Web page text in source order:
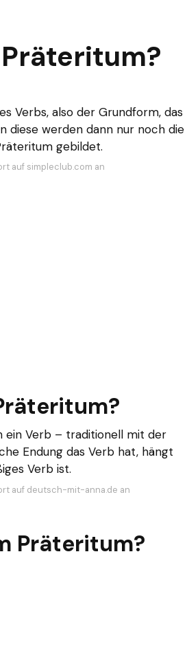
Verbs, also der Grundform, das
diese werden dann nur noch die
gebildet.
auf simpleclub.com an
ein Verb – traditionell mit der
Endung das Verb hat, hängt
Verb ist.
auf deutsch-mit-anna.de an
Präteritum?